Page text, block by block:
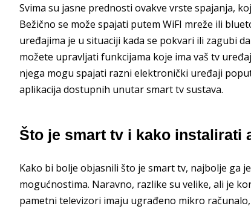
Svima su jasne prednosti ovakve vrste spajanja,
Bežično se može spajati putem WiFI mreže ili
uređajima je u situaciji kada se pokvari ili zagubi
možete upravljati funkcijama koje ima vaš tv
njega mogu spajati razni elektronički uređaji
aplikacija dostupnih unutar smart tv sustava.
Što je smart tv i kako instalirati
Kako bi bolje objasnili što je smart tv, najbolje ga
mogućnostima. Naravno, razlike su velike, ali je
pametni televizori imaju ugrađeno mikro